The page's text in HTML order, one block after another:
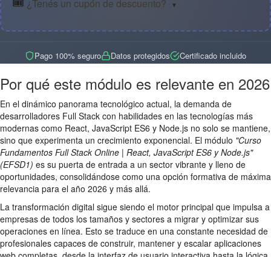
¿Tenés un cupón de descuento? ▼
Pago 100% seguro Datos protegidos Certificado incluido
Por qué este módulo es relevante en 2026
En el dinámico panorama tecnológico actual, la demanda de
desarrolladores Full Stack con habilidades en las tecnologías más
modernas como React, JavaScript ES6 y Node.js no solo se mantiene,
sino que experimenta un crecimiento exponencial. El módulo "Curso
Fundamentos Full Stack Online | React, JavaScript ES6 y Node.js"
(EFSD1) es su puerta de entrada a un sector vibrante y lleno de
oportunidades, consolidándose como una opción formativa de máxima
relevancia para el año 2026 y más allá.
La transformación digital sigue siendo el motor principal que impulsa a
empresas de todos los tamaños y sectores a migrar y optimizar sus
operaciones en línea. Esto se traduce en una constante necesidad de
profesionales capaces de construir, mantener y escalar aplicaciones